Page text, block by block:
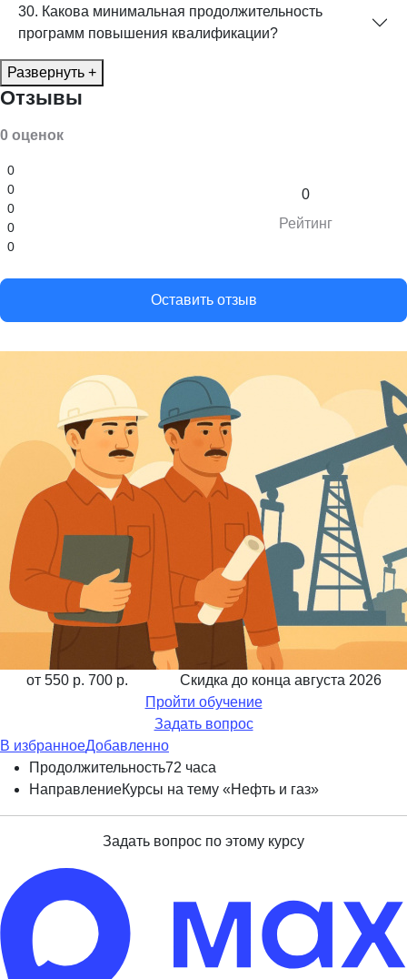
30. Какова минимальная продолжительность
программ повышения квалификации?
Развернуть +
Отзывы
0 оценок
0
0
0
0
0
0
Рейтинг
Оставить отзыв
от 550 р. 700 р. Скидка до конца августа 2026
Пройти обучение
Задать вопрос
В избранноеДобавленно
Продолжительность72 часа
НаправлениеКурсы на тему «Нефть и газ»
Задать вопрос по этому курсу